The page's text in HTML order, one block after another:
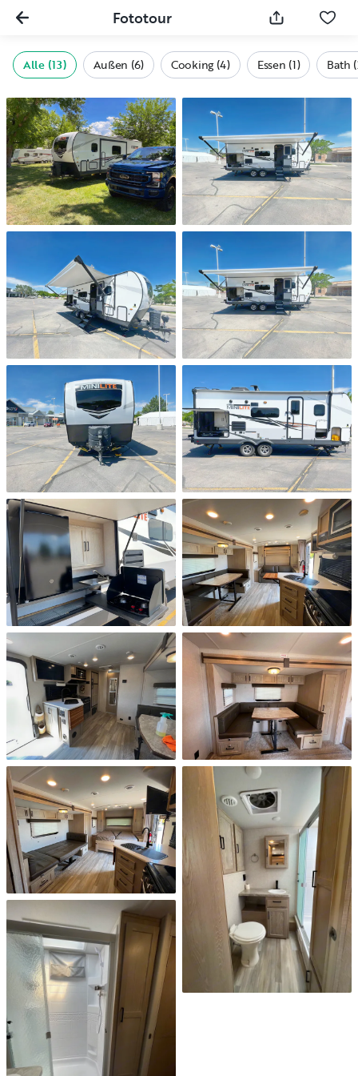
Fototour
Alle (13) Außen (6) Cooking (4) Essen (1) Bath